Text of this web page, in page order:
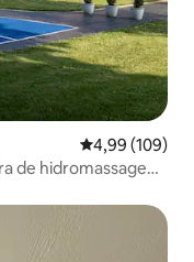
4,99 de uma
4,99 (109)
de hidromassagem